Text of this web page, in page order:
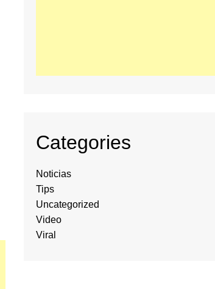
Categories
Noticias
Tips
Uncategorized
Video
Viral